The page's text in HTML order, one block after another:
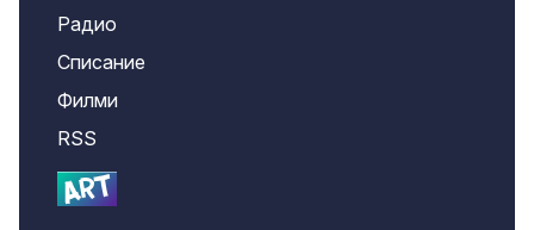
Радио
Списание
Филми
RSS